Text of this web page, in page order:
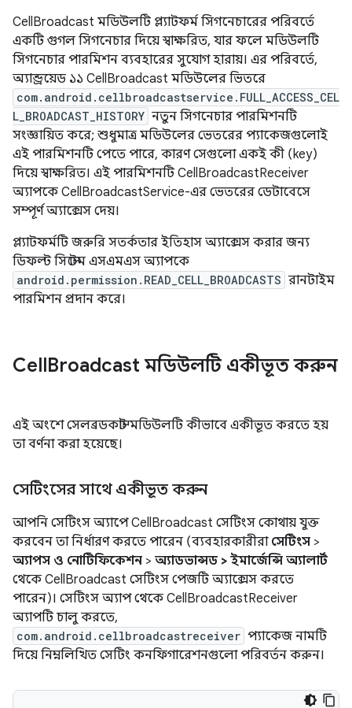
CellBroadcast মডিউলটি প্ল্যাটফর্ম সিগনেচারের পরিবর্তে
একটি গুগল সিগনেচার দিয়ে স্বাক্ষরিত, যার ফলে মডিউলটি
সিগনেচার পারমিশন ব্যবহারের সুযোগ হারায়। এর পরিবর্তে,
অ্যান্ড্রয়েড ১১ CellBroadcast মডিউলের ভিতরে
com.android.cellbroadcastservice.FULL_ACCESS_CEL
L_BROADCAST_HISTORY নতুন সিগনেচার পারমিশনটি
সংজ্ঞায়িত করে; শুধুমাত্র মডিউলের ভেতরের প্যাকেজগুলোই
এই পারমিশনটি পেতে পারে, কারণ সেগুলো একই কী (key)
দিয়ে স্বাক্ষরিত। এই পারমিশনটি CellBroadcastReceiver
অ্যাপকে CellBroadcastService-এর ভেতরের ডেটাবেসে
সম্পূর্ণ অ্যাক্সেস দেয়।
প্ল্যাটফর্মটি জরুরি সতর্কতার ইতিহাস অ্যাক্সেস করার জন্য
ডিফল্ট সিস্টেম এসএমএস অ্যাপকে
android.permission.READ_CELL_BROADCASTS রানটাইম
পারমিশন প্রদান করে।
CellBroadcast মডিউলটি একীভূত করুন
এই অংশে সেলব্রডকাস্ট মডিউলটি কীভাবে একীভূত করতে হয়
তা বর্ণনা করা হয়েছে।
সেটিংসের সাথে একীভূত করুন
আপনি সেটিংস অ্যাপে CellBroadcast সেটিংস কোথায় যুক্ত
করবেন তা নির্ধারণ করতে পারেন (ব্যবহারকারীরা সেটিংস >
অ্যাপস ও নোটিফিকেশন > অ্যাডভান্সড > ইমার্জেন্সি অ্যালার্ট
থেকে CellBroadcast সেটিংস পেজটি অ্যাক্সেস করতে
পারেন)। সেটিংস অ্যাপ থেকে CellBroadcastReceiver
অ্যাপটি চালু করতে,
com.android.cellbroadcastreceiver প্যাকেজ নামটি
দিয়ে নিম্নলিখিত সেটিং কনফিগারেশনগুলো পরিবর্তন করুন।